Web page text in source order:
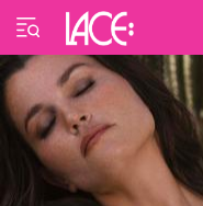
Startseite Fantasie Swim